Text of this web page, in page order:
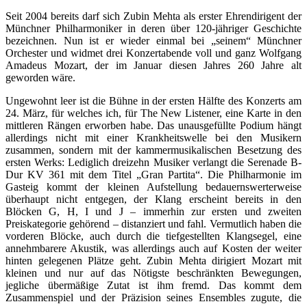
Seit 2004 bereits darf sich Zubin Mehta als erster Ehrendirigent der
Münchner Philharmoniker in deren über 120-jähriger Geschichte
bezeichnen. Nun ist er wieder einmal bei „seinem“ Münchner
Orchester und widmet drei Konzertabende voll und ganz Wolfgang
Amadeus Mozart, der im Januar diesen Jahres 260 Jahre alt
geworden wäre.
Ungewohnt leer ist die Bühne in der ersten Hälfte des Konzerts am
24. März, für welches ich, für The New Listener, eine Karte in den
mittleren Rängen erworben habe. Das unausgefüllte Podium hängt
allerdings nicht mit einer Krankheitswelle bei den Musikern
zusammen, sondern mit der kammermusikalischen Besetzung des
ersten Werks: Lediglich dreizehn Musiker verlangt die Serenade B-
Dur KV 361 mit dem Titel „Gran Partita“. Die Philharmonie im
Gasteig kommt der kleinen Aufstellung bedauernswerterweise
überhaupt nicht entgegen, der Klang erscheint bereits in den
Blöcken G, H, I und J – immerhin zur ersten und zweiten
Preiskategorie gehörend – distanziert und fahl. Vermutlich haben die
vorderen Blöcke, auch durch die tiefgestellten Klangsegel, eine
annehmbarere Akustik, was allerdings auch auf Kosten der weiter
hinten gelegenen Plätze geht. Zubin Mehta dirigiert Mozart mit
kleinen und nur auf das Nötigste beschränkten Bewegungen,
jegliche übermäßige Zutat ist ihm fremd. Das kommt dem
Zusammenspiel und der Präzision seines Ensembles zugute, die